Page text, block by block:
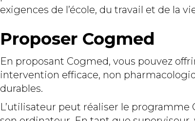
exigences de l’école, du travail et de la
Proposer Cogmed
En proposant Cogmed, vous pouvez
intervention efficace, non
durables.
L’utilisateur peut réaliser le